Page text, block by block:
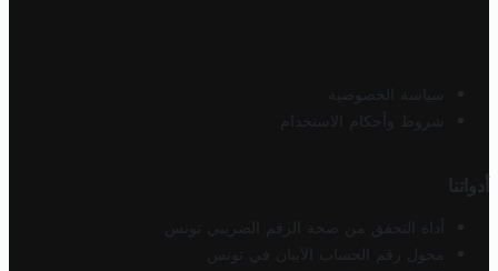
سياسة الخصوصية
شروط وأحكام الاستخدام
أدواتنا
أداة التحقق من صحة الرقم الضريبي تونس
محول رقم الحساب الآيبان في تونس